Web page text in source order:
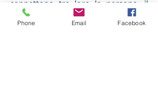
connettono tra loro la persona, il
ruolo e l’organizzazione.
Nel suo modello “a sei aree” la
Phone Email Facebook